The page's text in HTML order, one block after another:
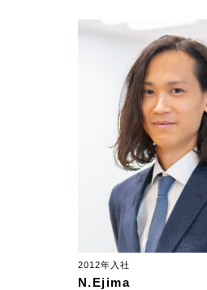
2012年入社
N.Ejima